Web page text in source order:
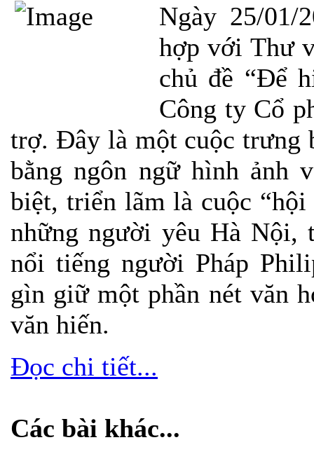
Ngày 25/
hợp với Thư
chủ đề “Để
Công ty Cổ
trợ. Đây là một cuộc trưng
bằng ngôn ngữ hình ảnh
biệt, triển lãm là cuộc “hội
những người yêu Hà Nội,
nổi tiếng người Pháp
gìn giữ một phần nét văn
văn hiến.
Đọc chi tiết...
Các bài khác...